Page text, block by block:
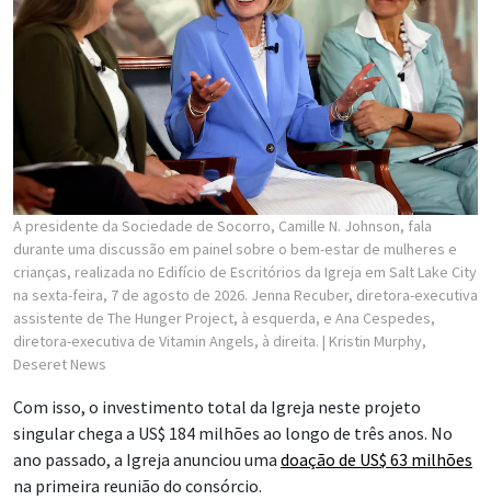
A presidente da Sociedade de Socorro, Camille N. Johnson, fala
durante uma discussão em painel sobre o bem-estar de mulheres e
crianças, realizada no Edifício de Escritórios da Igreja em Salt Lake City
na sexta-feira, 7 de agosto de 2026. Jenna Recuber, diretora-executiva
assistente de The Hunger Project, à esquerda, e Ana Cespedes,
diretora-executiva de Vitamin Angels, à direita. | Kristin Murphy,
Deseret News
Com isso, o investimento total da Igreja neste projeto
singular chega a US$ 184 milhões ao longo de três anos. No
ano passado, a Igreja anunciou uma doação de US$ 63 milhões
na primeira reunião do consórcio.